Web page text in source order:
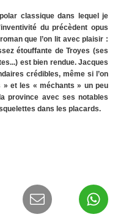
classique dans lequel je
du précèdent opus
que l’on lit avec plaisir :
étouffante de Troyes (ses
est bien rendue. Jacques
crédibles, même si l’on
» et les « méchants » un peu
province avec ses notables
dans les placards.